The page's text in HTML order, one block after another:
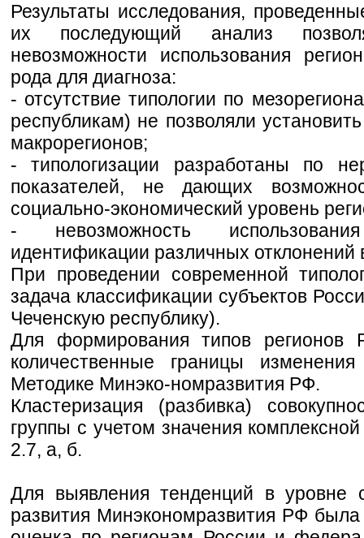
Результаты исследования,
их последующий анализ
невозможности использования
рода для диагноза:
- отсутствие типологии по
республикам) не позволяли
макрорегионов;
- типологизации разработаны по
показателей, не дающих
социально-экономический уровень
- невозможность
идентификации различных отклонений
При проведении современной
задача классификации субъектов
Чеченскую республику).
Для формирования типов регионов
количественные границы
Методике Минэко-номразвития РФ.
Кластеризация (разбивка)
группы с учетом значения
2.7, а, б.
Для выявления тенденций в уровне
развития Минэкономразвития РФ была